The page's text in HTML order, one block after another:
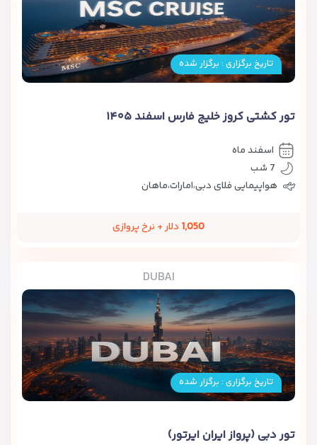
تاریخ برگزاری : برگزار شده
تور کشتی کروز خلیج فارس اسفند ۱۴۰۵
اسفند ماه
7 شب
هواپیمایی فلای دبی،امارات،ماهان
1,050 دلار + نرخ پروازی
DUBAI
تاریخ برگزاری : برگزار شده
تور دبی (پرواز ایران ایرتور)